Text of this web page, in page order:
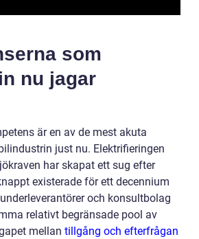
som
nu jagar
är en av de mest akuta
just nu. Elektrifieringen
har skapat ett sug efter
existerade för ett decennium
och konsultbolag
relativt begränsade pool av
mellan tillgång och efterfrågan